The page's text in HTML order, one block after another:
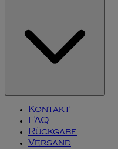
Kontakt
FAQ
Rückgabe
Versand